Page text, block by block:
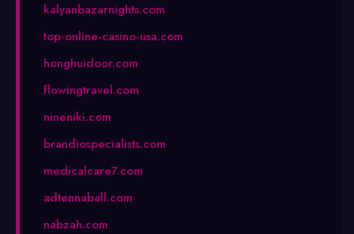
kalyanbazarnights.com
top-online-casino-usa.com
honghuidoor.com
flowingtravel.com
nineniki.com
brandiospecialists.com
medicalcare7.com
adtennaball.com
nabzah.com